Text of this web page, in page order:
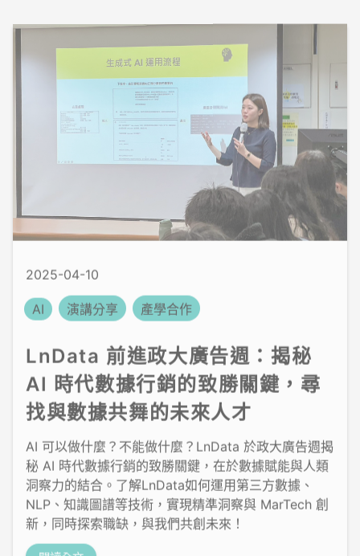
AI 演講分享 產學合作
LnData 前進政大廣告週：揭秘
AI 時代數據行銷的致勝關鍵，尋
AI 可以做什麼？不能做什麼？LnData 於政大廣告週揭
秘 AI 時代數據行銷的致勝關鍵，在於數據賦能與人類
洞察力的結合。了解LnData如何運用第三方數據、
新，同時探索職缺，與我們共創未來！
閱讀全文